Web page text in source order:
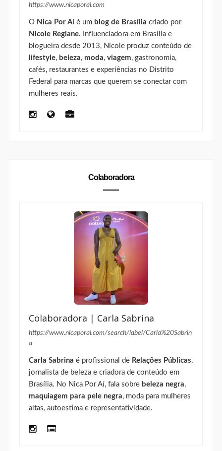
https://www.nicaporai.com
O Nica Por Aíé um blog de Brasília criado por
Nicole Regiane. Influenciadora em Brasília e
blogueira desde 2013, Nicole produz conteúdo de
lifestyle, beleza, moda, viagem, gastronomia,
cafés, restaurantes e experiências no Distrito
Federal para marcas que querem se conectar com
mulheres reais.
Colaboradora
Colaboradora | Carla Sabrina
https://www.nicaporai.com/search/label/Carla%20Sabrin
a
Carla Sabrina é profissional de Relações Públicas,
jornalista de beleza e criadora de conteúdo em
Brasília. No Nica Por Aí, fala sobre beleza negra,
maquiagem para pele negra, moda para mulheres
altas, autoestima e representatividade.